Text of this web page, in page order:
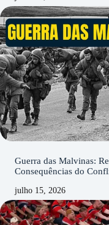
Guerra das Malvinas:
Consequências do
julho 15, 2026